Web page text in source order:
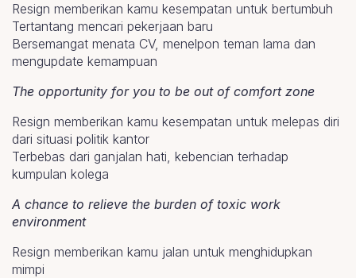
Resign memberikan kamu kesempatan untuk bertumbuh
Tertantang mencari pekerjaan baru
Bersemangat menata CV, menelpon teman lama dan
mengupdate kemampuan
The opportunity for you to be out of comfort zone
Resign memberikan kamu kesempatan untuk melepas diri
dari situasi politik kantor
Terbebas dari ganjalan hati, kebencian terhadap
kumpulan kolega
A chance to relieve the burden of toxic work
environment
Resign memberikan kamu jalan untuk menghidupkan
mimpi